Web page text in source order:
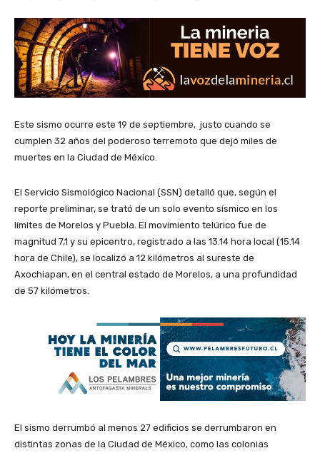
Este sismo ocurre este 19 de septiembre, justo cuando se
cumplen 32 años del poderoso terremoto que dejó miles de
muertes en la Ciudad de México.
El Servicio Sismológico Nacional (SSN) detalló que, según el
reporte preliminar, se trató de un solo evento sísmico en los
límites de Morelos y Puebla. El movimiento telúrico fue de
magnitud 7,1 y su epicentro, registrado a las 13.14 hora local (15.14
hora de Chile), se localizó a 12 kilómetros al sureste de
Axochiapan, en el central estado de Morelos, a una profundidad
de 57 kilómetros.
El sismo derrumbó al menos 27 edificios se derrumbaron en
distintas zonas de la Ciudad de México, como las colonias